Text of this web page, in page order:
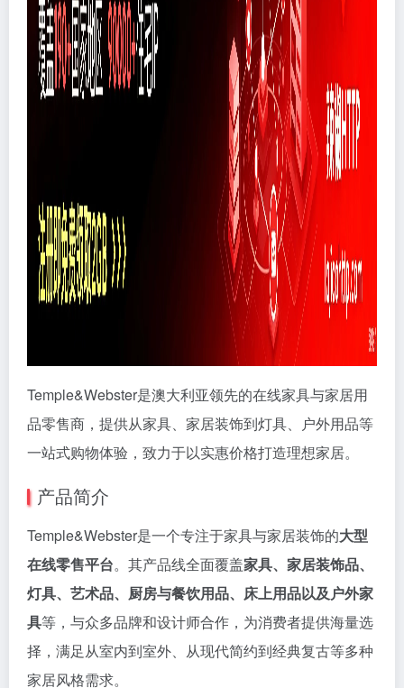
Temple&Webster是澳大利亚领先的在线家具与家居用
品零售商，提供从家具、家居装饰到灯具、户外用品等
一站式购物体验，致力于以实惠价格打造理想家居。
产品简介
Temple&Webster是一个专注于家具与家居装饰的大型
在线零售平台。其产品线全面覆盖家具、家居装饰品、
灯具、艺术品、厨房与餐饮用品、床上用品以及户外家
具等，与众多品牌和设计师合作，为消费者提供海量选
择，满足从室内到室外、从现代简约到经典复古等多种
家居风格需求。